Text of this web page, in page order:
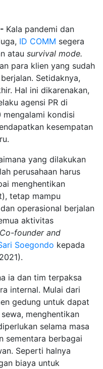
Kala pandemi dan
ID COMM segera
atau survival mode.
para klien yang sudah
Setidaknya,
Hal ini dikarenakan,
agensi PR di
kondisi
kesempatan
yang dilakukan
perusahaan harus
menghentikan
tetap mampu
operasional berjalan
aktivitas
Co-founder and
Soegondo kepada
ia dan tim terpaksa
internal. Mulai dari
gedung untuk dapat
menghentikan
selama masa
sementara berbagai
Seperti halnya
biaya untuk